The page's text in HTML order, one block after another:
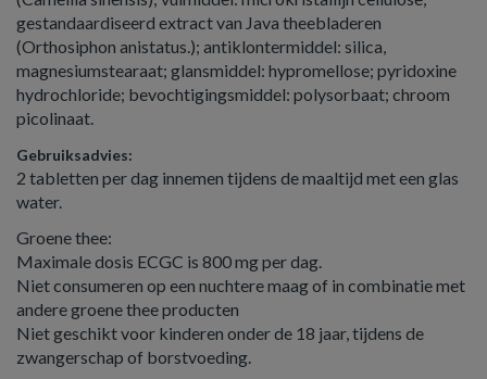
gestandaardiseerd extract van Java theebladeren
(Orthosiphon anistatus.); antiklontermiddel: silica,
magnesiumstearaat; glansmiddel: hypromellose; pyridoxine
hydrochloride; bevochtigingsmiddel: polysorbaat; chroom
picolinaat.
Gebruiksadvies:
2 tabletten per dag innemen tijdens de maaltijd met een glas
water.
Groene thee:
Maximale dosis ECGC is 800 mg per dag.
Niet consumeren op een nuchtere maag of in combinatie met
andere groene thee producten
Niet geschikt voor kinderen onder de 18 jaar, tijdens de
zwangerschap of borstvoeding.